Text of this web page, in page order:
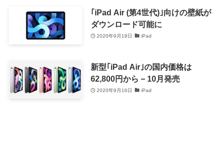
｢iPad Air (第4世代)｣向けの壁紙が
ダウンロード可能に
2020年9月19日 iPad
新型｢iPad Air｣の国内価格は
62,800円から − 10月発売
2020年9月16日 iPad